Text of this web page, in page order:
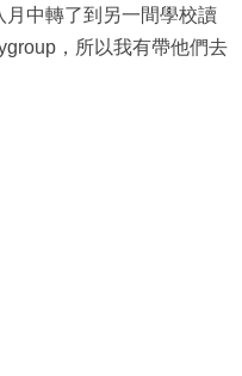
中轉了到另一間學校讀
，所以我有帶他們去